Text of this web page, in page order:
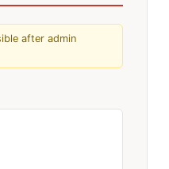
after admin